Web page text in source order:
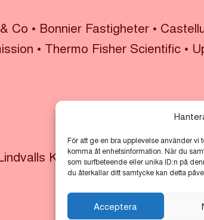
För att ge en bra upplevelse använder
komma åt enhetsinformation. När du
som surfbeteende eller unika ID:n på
du återkallar ditt samtycke kan detta
Acceptera
Co • Bonnier Fastigheter •
• Thermo Fisher Scientific •
Kaffe•MLT•Scandic•